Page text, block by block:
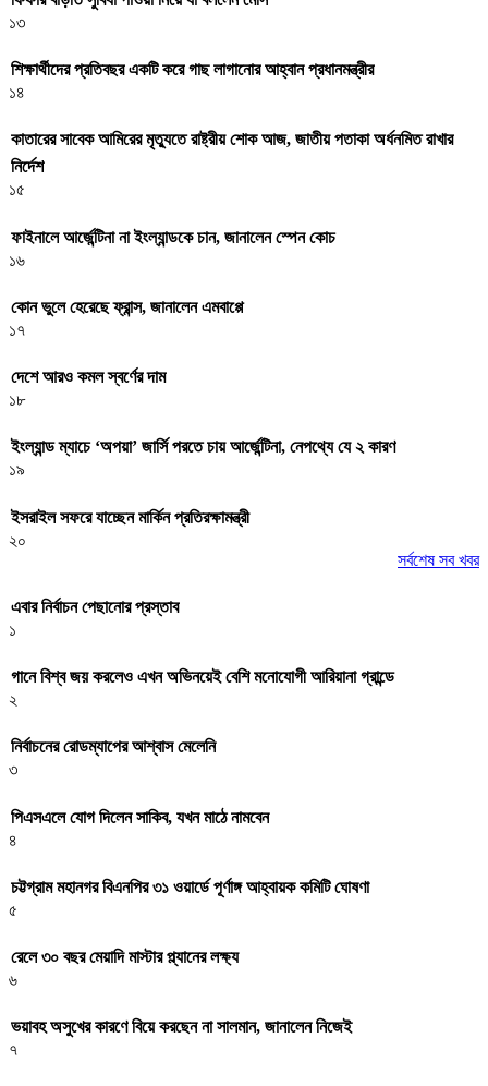
১৩
শিক্ষার্থীদের প্রতিবছর একটি করে গাছ লাগানোর আহ্বান প্রধানমন্ত্রীর
১৪
কাতারের সাবেক আমিরের মৃত্যুতে রাষ্ট্রীয় শোক আজ, জাতীয় পতাকা অর্ধনমিত রাখার
নির্দেশ
১৫
ফাইনালে আর্জেন্টিনা না ইংল্যান্ডকে চান, জানালেন স্পেন কোচ
১৬
কোন ভুলে হেরেছে ফ্রান্স, জানালেন এমবাপ্পে
১৭
দেশে আরও কমল স্বর্ণের দাম
১৮
ইংল্যান্ড ম্যাচে ‘অপয়া’ জার্সি পরতে চায় আর্জেন্টিনা, নেপথ্যে যে ২ কারণ
১৯
ইসরাইল সফরে যাচ্ছেন মার্কিন প্রতিরক্ষামন্ত্রী
২০
সর্বশেষ সব খবর
এবার নির্বাচন পেছানোর প্রস্তাব
১
গানে বিশ্ব জয় করলেও এখন অভিনয়েই বেশি মনোযোগী আরিয়ানা গ্রান্ডে
২
নির্বাচনের রোডম্যাপের আশ্বাস মেলেনি
৩
পিএসএলে যোগ দিলেন সাকিব, যখন মাঠে নামবেন
৪
চট্টগ্রাম মহানগর বিএনপির ৩১ ওয়ার্ডে পূর্ণাঙ্গ আহ্বায়ক কমিটি ঘোষণা
৫
রেলে ৩০ বছর মেয়াদি মাস্টার প্ল্যানের লক্ষ্য
৬
ভয়াবহ অসুখের কারণে বিয়ে করছেন না সালমান, জানালেন নিজেই
৭